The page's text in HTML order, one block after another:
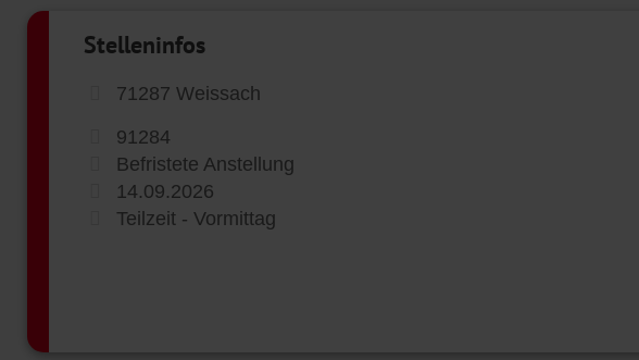
Stelleninfos
71287 Weissach
91284
Befristete Anstellung
14.09.2026
Teilzeit - Vormittag